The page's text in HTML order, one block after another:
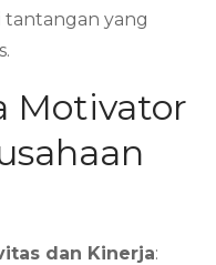
tantangan yang
Motivator
dan Kinerja: